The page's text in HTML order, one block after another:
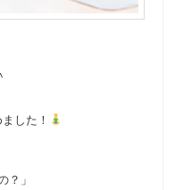
した！
？」